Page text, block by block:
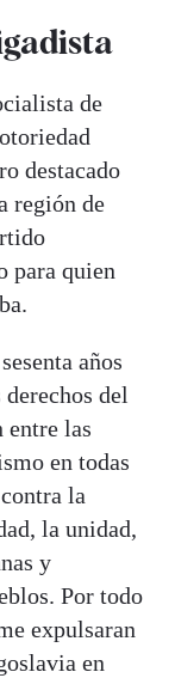
de
destacado
región de
para quien
años
del
entre las
en todas
la
la unidad,
y
Por todo
expulsaran
en